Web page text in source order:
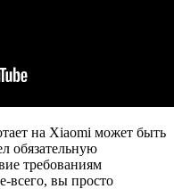
на Xiaomi может быть
обязательную
требованиям
всего, вы просто